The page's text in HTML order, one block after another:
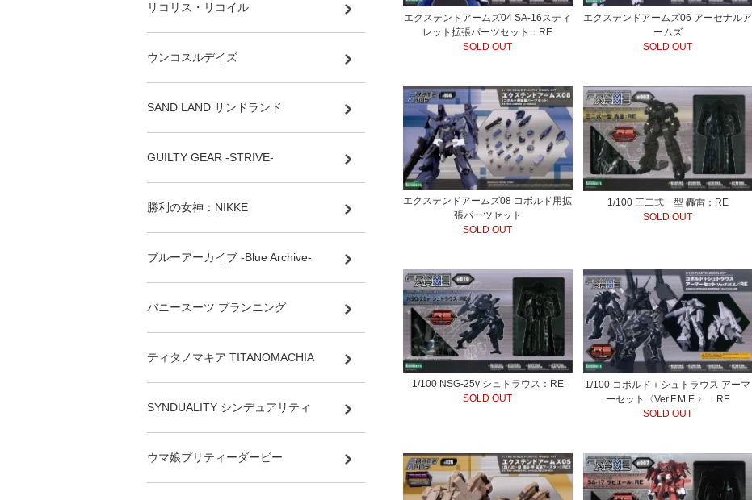
エクステンドアームズ04 SA-16スティ
レット拡張パーツセット：RE
SOLD OUT
エクステンドアームズ06 アーセナルア
ームズ
SOLD OUT
エクステンドアームズ08 コボルド用拡
張パーツセット
SOLD OUT
1/100 三二式一型 轟雷：RE
SOLD OUT
1/100 NSG-25γ シュトラウス：RE
SOLD OUT
1/100 コボルド＋シュトラウス アーマ
ーセット〈Ver.F.M.E.〉：RE
SOLD OUT
リコリス・リコイル
ウンコスルデイズ
SAND LAND サンドランド
GUILTY GEAR -STRIVE-
勝利の女神：NIKKE
ブルーアーカイブ -Blue Archive-
バニースーツ プランニング
ティタノマキア TITANOMACHIA
SYNDUALITY シンデュアリティ
ウマ娘プリティーダービー